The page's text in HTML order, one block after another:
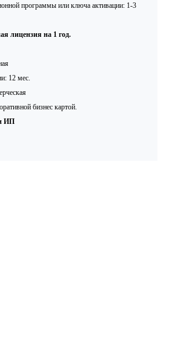
программы или ключа активации: 1-3
лицензия на 1 год.
12 мес.
бизнес картой.
ИП